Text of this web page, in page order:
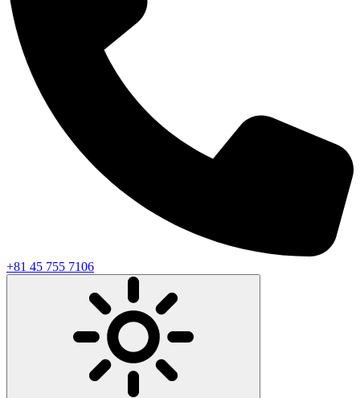
+81 45 755 7106